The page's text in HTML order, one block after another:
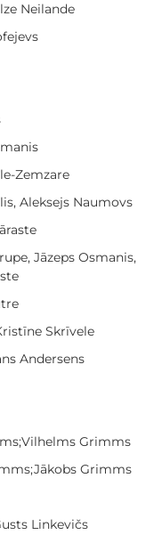
Neilande
Zemzare
Aleksejs Naumovs
Jāzeps Osmanis,
Skrīvele
Andersens
Grimms
Grimms
Linkevičs